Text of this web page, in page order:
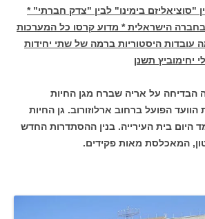
בימינו" לבין "צדק חברתי" *
הישראלית * מדוע קרסו כל המערכות
עובדות היסטוריות ברמה של שתי יחידות
תשנן
על אריה שברח מגן החיות
הפועל ברחוב ארלוזורוב. גן החיות
היום בית העירייה. בנין ההסתדרות החדש
המאכלסת מאות פקידים.